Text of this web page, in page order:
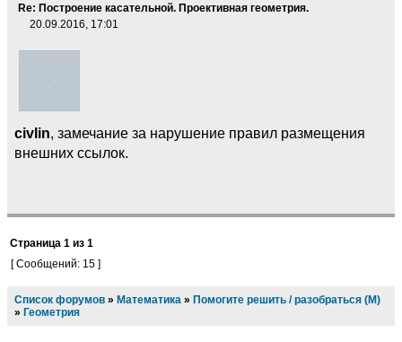
Re: Построение касательной. Проективная геометрия.
20.09.2016, 17:01
civlin, замечание за нарушение правил размещения
внешних ссылок.
Страница 1 из 1
[ Сообщений: 15 ]
Список форумов » Математика » Помогите решить / разобраться (М)
» Геометрия